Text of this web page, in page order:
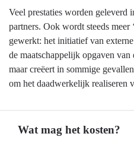
Terug
naar
navigatie
Programma
Sport
Veel prestaties worden geleverd
partners. Ook wordt steeds meer
gewerkt: het initiatief van
de maatschappelijk opgaven
maar creëert in sommige
om het daadwerkelijk realiseren
Wat mag het kosten?